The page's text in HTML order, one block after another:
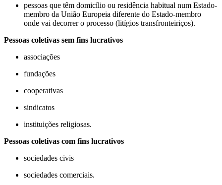
pessoas que têm domicílio ou residência habitual num Estado-
membro da União Europeia diferente do Estado-membro
onde vai decorrer o processo (litígios transfronteiriços).
Pessoas coletivas sem fins lucrativos
associações
fundações
cooperativas
sindicatos
instituições religiosas.
Pessoas coletivas com fins lucrativos
sociedades civis
sociedades comerciais.